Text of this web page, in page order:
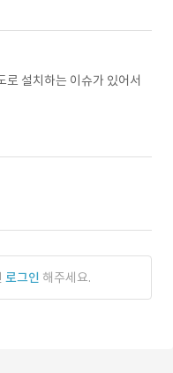
로 설치하는 이슈가 있어서
로그인 해주세요.